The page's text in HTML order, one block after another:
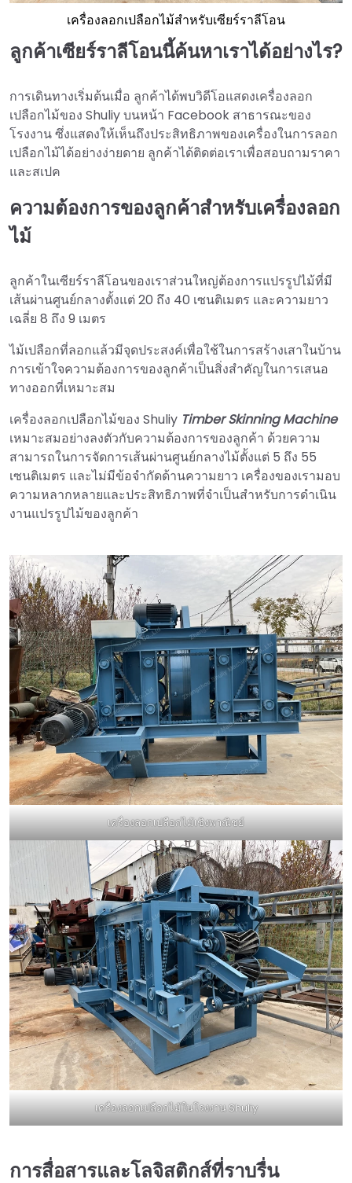
เครื่องลอกเปลือกไม้สำหรับเซียร์ราลีโอน
ลูกค้าเซียร์ราลีโอนนี้ค้นหาเราได้อย่างไร?
การเดินทางเริ่มต้นเมื่อ ลูกค้าได้พบวิดีโอแสดงเครื่องลอก
เปลือกไม้ของ Shuliy บนหน้า Facebook สาธารณะของ
โรงงาน ซึ่งแสดงให้เห็นถึงประสิทธิภาพของเครื่องในการลอก
เปลือกไม้ได้อย่างง่ายดาย ลูกค้าได้ติดต่อเราเพื่อสอบถามราคา
และสเปค
ความต้องการของลูกค้าสำหรับเครื่องลอก
ไม้
ลูกค้าในเซียร์ราลีโอนของเราส่วนใหญ่ต้องการแปรรูปไม้ที่มี
เส้นผ่านศูนย์กลางตั้งแต่ 20 ถึง 40 เซนติเมตร และความยาว
เฉลี่ย 8 ถึง 9 เมตร
ไม้เปลือกที่ลอกแล้วมีจุดประสงค์เพื่อใช้ในการสร้างเสาในบ้าน
การเข้าใจความต้องการของลูกค้าเป็นสิ่งสำคัญในการเสนอ
ทางออกที่เหมาะสม
เครื่องลอกเปลือกไม้ของ Shuliy Timber Skinning Machine
เหมาะสมอย่างลงตัวกับความต้องการของลูกค้า ด้วยความ
สามารถในการจัดการเส้นผ่านศูนย์กลางไม้ตั้งแต่ 5 ถึง 55
เซนติเมตร และไม่มีข้อจำกัดด้านความยาว เครื่องของเรามอบ
ความหลากหลายและประสิทธิภาพที่จำเป็นสำหรับการดำเนิน
งานแปรรูปไม้ของลูกค้า
เครื่องลอกเปลือกไม้เชิงพาณิชย์
เครื่องลอกเปลือกไม้ในโรงงาน Shuliy
การสื่อสารและโลจิสติกส์ที่ราบรื่น